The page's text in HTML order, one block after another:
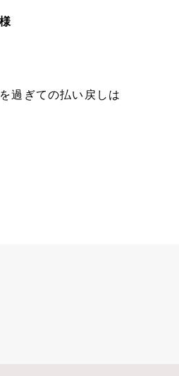
過ぎての払い戻しは